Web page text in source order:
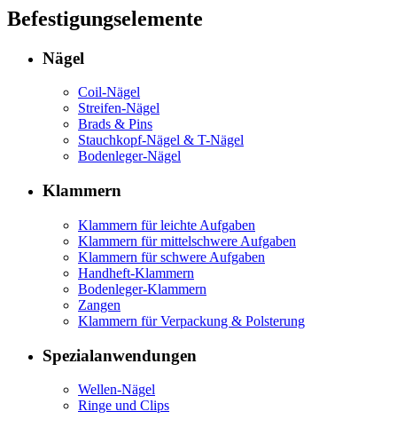
Befestigungselemente
Nägel
Coil-Nägel
Streifen-Nägel
Brads & Pins
Stauchkopf-Nägel & T-Nägel
Bodenleger-Nägel
Klammern
Klammern für leichte Aufgaben
Klammern für mittelschwere Aufgaben
Klammern für schwere Aufgaben
Handheft-Klammern
Bodenleger-Klammern
Zangen
Klammern für Verpackung & Polsterung
Spezialanwendungen
Wellen-Nägel
Ringe und Clips